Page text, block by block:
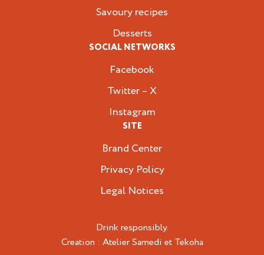
Savoury recipes
Desserts
SOCIAL NETWORKS
Facebook
Twitter – X
Instagram
SITE
Brand Center
Privacy Policy
Legal Notices
Drink responsibly.
Creation : Atelier Samedi et Tekoha